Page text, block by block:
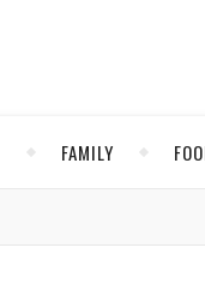
FAMILY